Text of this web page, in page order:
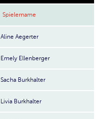
Spielername
Aline Aegerter
Emely Ellenberger
Sacha Burkhalter
Livia Burkhalter